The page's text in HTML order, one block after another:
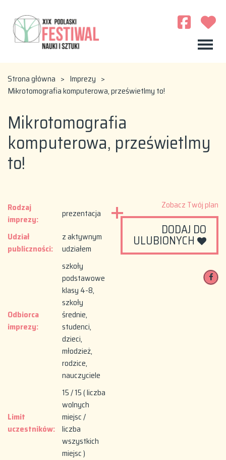
Strona główna > Imprezy >
Mikrotomografia komputerowa, prześwietlmy to!
Mikrotomografia
komputerowa, prześwietlmy
to!
Rodzaj
imprezy:
prezentacja
Udział
publiczności:
z aktywnym
udziałem
Odbiorca
imprezy:
szkoły
podstawowe
klasy 4-8,
szkoły
średnie,
studenci,
dzieci,
młodzież,
rodzice,
nauczyciele
Limit
uczestników:
15 / 15 ( liczba
wolnych
miejsc /
liczba
wszystkich
miejsc )
Zobacz Twój plan
DODAJ DO
ULUBIONYCH